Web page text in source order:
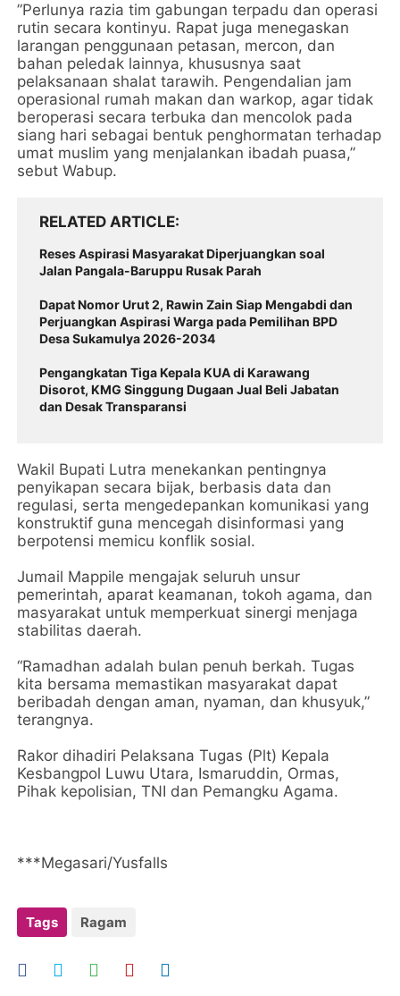
”Perlunya razia tim gabungan terpadu dan operasi
rutin secara kontinyu. Rapat juga menegaskan
larangan penggunaan petasan, mercon, dan
bahan peledak lainnya, khususnya saat
pelaksanaan shalat tarawih. Pengendalian jam
operasional rumah makan dan warkop, agar tidak
beroperasi secara terbuka dan mencolok pada
siang hari sebagai bentuk penghormatan terhadap
umat muslim yang menjalankan ibadah puasa,”
sebut Wabup.
RELATED ARTICLE
Reses Aspirasi Masyarakat Diperjuangkan soal
Jalan Pangala-Baruppu Rusak Parah
Dapat Nomor Urut 2, Rawin Zain Siap Mengabdi dan
Perjuangkan Aspirasi Warga pada Pemilihan BPD
Desa Sukamulya 2026-2034
Pengangkatan Tiga Kepala KUA di Karawang
Disorot, KMG Singgung Dugaan Jual Beli Jabatan
dan Desak Transparansi
Wakil Bupati Lutra menekankan pentingnya
penyikapan secara bijak, berbasis data dan
regulasi, serta mengedepankan komunikasi yang
konstruktif guna mencegah disinformasi yang
berpotensi memicu konflik sosial.
Jumail Mappile mengajak seluruh unsur
pemerintah, aparat keamanan, tokoh agama, dan
masyarakat untuk memperkuat sinergi menjaga
stabilitas daerah.
“Ramadhan adalah bulan penuh berkah. Tugas
kita bersama memastikan masyarakat dapat
beribadah dengan aman, nyaman, dan khusyuk,”
terangnya.
Rakor dihadiri Pelaksana Tugas (Plt) Kepala
Kesbangpol Luwu Utara, Ismaruddin, Ormas,
Pihak kepolisian, TNI dan Pemangku Agama.
***Megasari/Yusfalls
Tags Ragam